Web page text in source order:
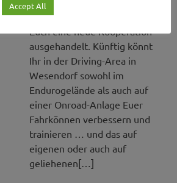
Unser VP Motorrad hat für
Euch eine neue Kooperation
ausgehandelt. Künftig könnt
Ihr in der Driving-Area in
Wesendorf sowohl im
Endurogelände als auch auf
einer Onroad-Anlage Euer
Fahrkönnen verbessern und
trainieren … und das auf
eigenen oder auch auf
geliehenen[…]
Accept All